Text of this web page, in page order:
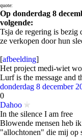
quote:
Op donderdag 8
volgende:
Tsja de regering is bezig
ze verkopen door hun
[afbeelding]
Het project medi-wiet
Lurf is the message and
donderdag 8 december
0
Dahoo
In the silence I am free
Blowende mensen heb
"allochtonen" die mij op